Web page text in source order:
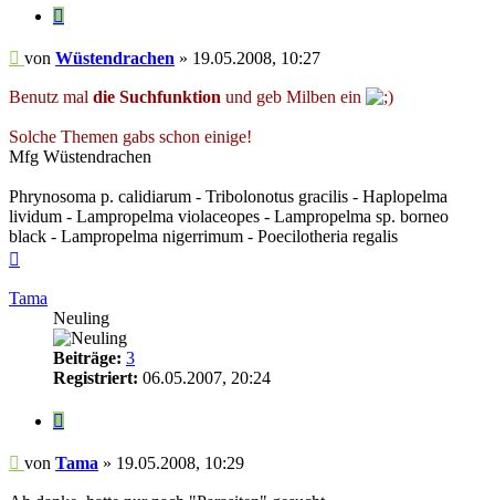
Zitieren
Beitrag
von Wüstendrachen » 19.05.2008, 10:27
Benutz mal die Suchfunktion und geb Milben ein
Solche Themen gabs schon einige!
Mfg Wüstendrachen
Phrynosoma p. calidiarum - Tribolonotus gracilis - Haplopelma
lividum - Lampropelma violaceopes - Lampropelma sp. borneo
black - Lampropelma nigerrimum - Poecilotheria regalis
Tama
Neuling
Beiträge: 3
Registriert: 06.05.2007, 20:24
Zitieren
Beitrag
von Tama » 19.05.2008, 10:29